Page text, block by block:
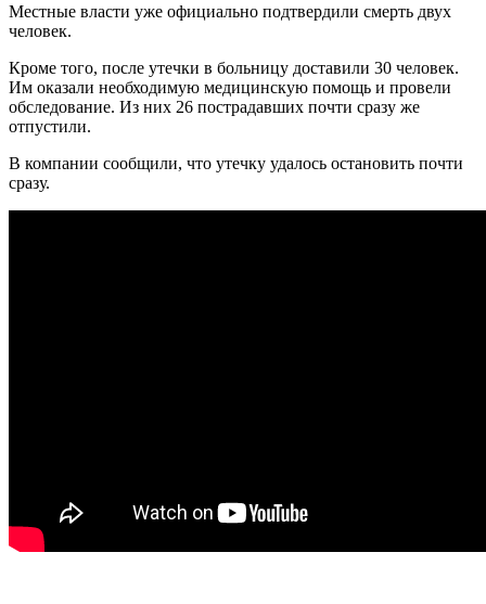
Местные власти уже официально подтвердили смерть двух
человек.
Кроме того, после утечки в больницу доставили 30 человек.
Им оказали необходимую медицинскую помощь и провели
обследование. Из них 26 пострадавших почти сразу же
отпустили.
В компании сообщили, что утечку удалось остановить почти
сразу.